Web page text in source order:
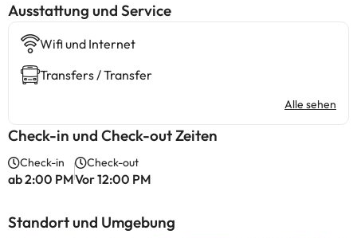
​Ausstattung und Service
Wifi und Internet
Transfers / Transfer
Alle sehen
Check-in und Check-out Zeiten
Check-in
ab 2:00 PM
Check-out
Vor 12:00 PM
Standort und Umgebung